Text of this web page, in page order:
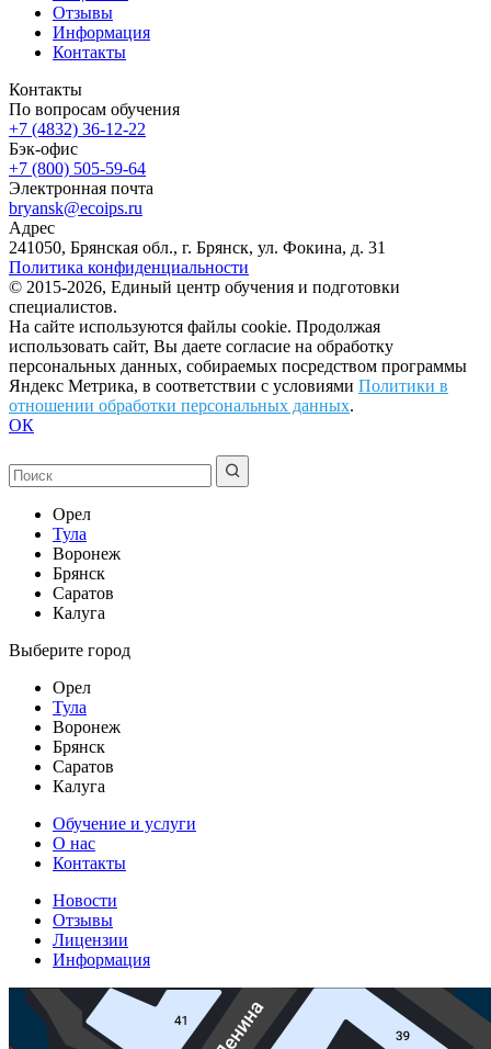
Отзывы
Информация
Контакты
Контакты
По вопросам обучения
+7 (4832) 36-12-22
Бэк-офис
+7 (800) 505-59-64
Электронная почта
bryansk@ecoips.ru
Адрес
241050, Брянская обл., г. Брянск, ул. Фокина, д. 31
Политика конфиденциальности
© 2015-2026, Единый центр обучения и подготовки
специалистов.
На сайте используются файлы cookie. Продолжая
использовать сайт, Вы даете согласие на обработку
персональных данных, собираемых посредством программы
Яндекс Метрика, в соответствии с условиями Политики в
отношении обработки персональных данных.
ОК
Орел
Тула
Воронеж
Брянск
Саратов
Калуга
Выберите город
Орел
Тула
Воронеж
Брянск
Саратов
Калуга
Обучение и услуги
О нас
Контакты
Новости
Отзывы
Лицензии
Информация